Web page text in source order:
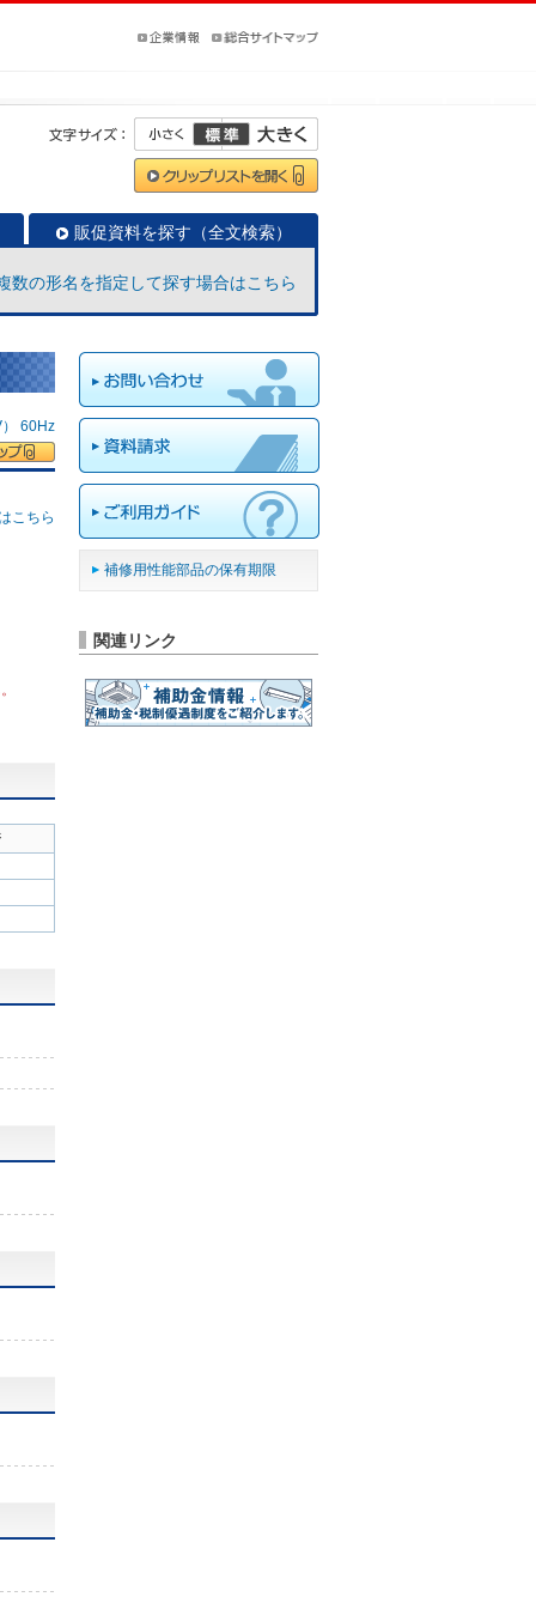
販促資料を探す（全文検索）
数の形名を指定して探す場合はこちら
60Hz
こちら
補修用性能部品の保有期限
関連リンク